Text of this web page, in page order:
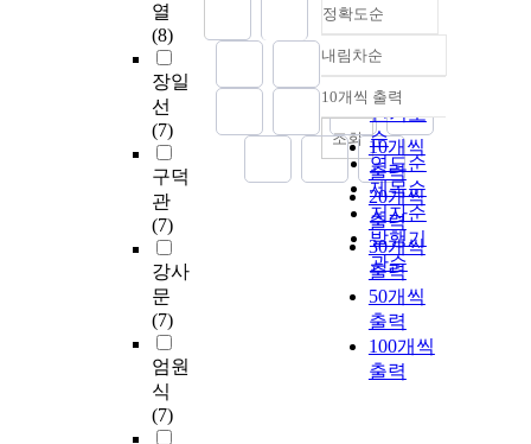
열
(8)
장일
선
(7)
구덕
관
(7)
강사
문
(7)
엄원
식
(7)
정확도순
정확도
순
인기도
순
연도순
제목순
저자순
발행기
관순
내림차순
내림차순
10개씩 출력
10개씩
출력
20개씩
출력
30개씩
출력
50개씩
출력
100개씩
출력
조회